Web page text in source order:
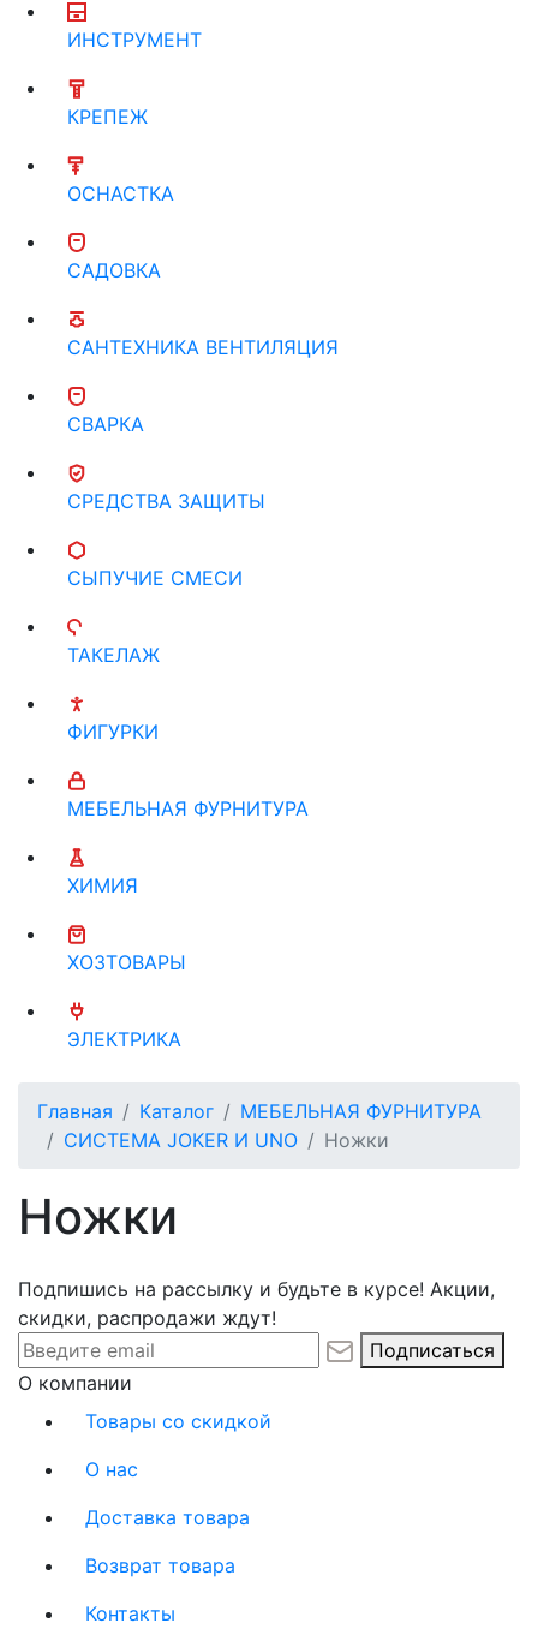
ИНСТРУМЕНТ
КРЕПЕЖ
ОСНАСТКА
САДОВКА
САНТЕХНИКА ВЕНТИЛЯЦИЯ
СВАРКА
СРЕДСТВА ЗАЩИТЫ
СЫПУЧИЕ СМЕСИ
ТАКЕЛАЖ
ФИГУРКИ
МЕБЕЛЬНАЯ ФУРНИТУРА
ХИМИЯ
ХОЗТОВАРЫ
ЭЛЕКТРИКА
Главная Каталог
МЕБЕЛЬНАЯ ФУРНИТУРА
СИСТЕМА JOKER И UNO
Ножки
Ножки
Подпишись на рассылку и будьте в курсе! Акции,
скидки, распродажи ждут!
Подписаться
О компании
Товары со скидкой
О нас
Доставка товара
Возврат товара
Контакты